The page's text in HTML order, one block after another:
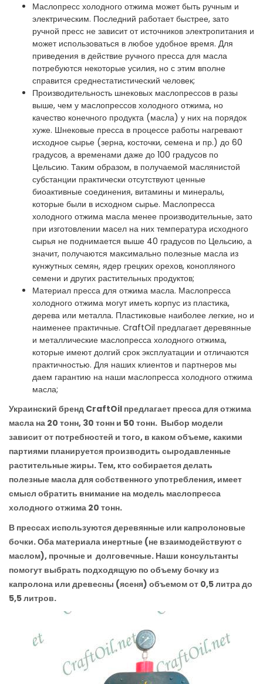
Маслопресс холодного отжима может быть ручным и
электрическим. Последний работает быстрее, зато
ручной пресс не зависит от источников электропитания и
может использоваться в любое удобное время. Для
приведения в действие ручного пресса для масла
потребуются некоторые усилия, но с этим вполне
справится среднестатистический человек;
Производительность шнековых маслопрессов в разы
выше, чем у маслопрессов холодного отжима, но
качество конечного продукта (масла) у них на порядок
хуже. Шнековые пресса в процессе работы нагревают
исходное сырье (зерна, косточки, семена и пр.) до 60
градусов, а временами даже до 100 градусов по
Цельсию. Таким образом, в получаемой маслянистой
субстанции практически отсутствуют ценные
биоактивные соединения, витамины и минералы,
которые были в исходном сырье. Маслопресса
холодного отжима масла менее производительные, зато
при изготовлении масел на них температура исходного
сырья не поднимается выше 40 градусов по Цельсию, а
значит, получаются максимально полезные масла из
кунжутных семян, ядер грецких орехов, конопляного
семени и других растительных продуктов;
Материал пресса для отжима масла. Маслопресса
холодного отжима могут иметь корпус из пластика,
дерева или металла. Пластиковые наиболее легкие, но и
наименее практичные. CraftOil предлагает деревянные
и металлические маслопресса холодного отжима,
которые имеют долгий срок эксплуатации и отличаются
практичностью. Для наших клиентов и партнеров мы
даем гарантию на наши маслопресса холодного отжима
масла;
Украинский бренд CraftOil предлагает пресса для отжима
масла на 20 тонн, 30 тонн и 50 тонн. Выбор модели
зависит от потребностей и того, в каком объеме, какими
партиями планируется производить сыродавленные
растительные жиры. Тем, кто собирается делать
полезные масла для собственного употребления, имеет
смысл обратить внимание на модель маслопресса
холодного отжима 20 тонн.
В прессах используются деревянные или капролоновые
бочки. Оба материала инертные (не взаимодействуют с
маслом), прочные и долговечные. Наши консультанты
помогут выбрать подходящую по объему бочку из
капролона или древесны (ясеня) объемом от 0,5 литра до
5,5 литров.